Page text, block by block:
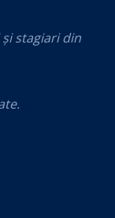
stagiari din